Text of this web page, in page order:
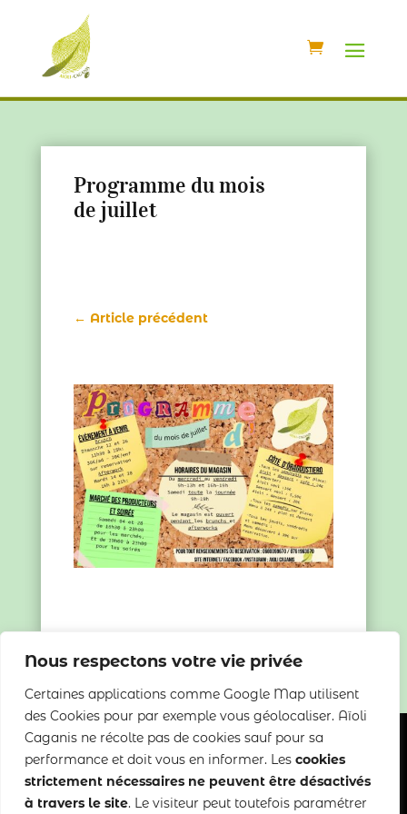
Nous respectons votre vie privée
Certaines applications comme Google Map utilisent
des Cookies pour par exemple vous géolocaliser. Aïoli
Caganis ne récolte pas de cookies sauf pour sa
performance et doit vous en informer. Les cookies
strictement nécessaires ne peuvent être désactivés
à travers le site. Le visiteur peut toutefois paramétrer
Programme du mois
de juillet
← Article précédent
Copyright 2022-2025 Aïoli Caganis